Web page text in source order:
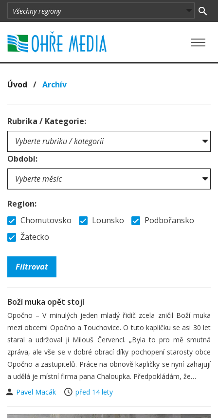
Úvod / Archív
Rubrika / Kategorie:
Období:
Region:
Chomutovsko
Lounsko
Podbořansko
Žatecko
Boží muka opět stojí
Opočno – V minulých jeden mladý řidič zcela zničil Boží muka
mezi obcemi Opočno a Touchovice. O tuto kapličku se asi 30 let
staral a udržoval ji Milouš Červencl. „Byla to pro mě smutná
zpráva, ale vše se v dobré obrací díky pochopení starosty obce
Opočno a zastupitelů. Práce na obnově kapličky se nyní zahajují
a udělá je místní firma pana Chaloupka. Předpokládám, že…
Pavel Macák
před 14 lety